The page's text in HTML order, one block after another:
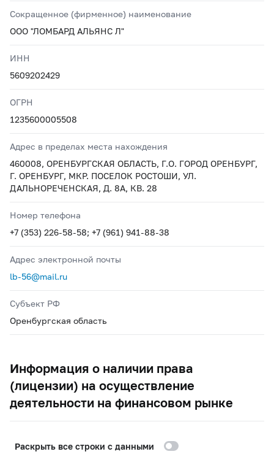
Сокращенное (фирменное) наименование
ООО "ЛОМБАРД АЛЬЯНС Л"
ИНН
5609202429
ОГРН
1235600005508
Адрес в пределах места нахождения
460008, ОРЕНБУРГСКАЯ ОБЛАСТЬ, Г.О. ГОРОД ОРЕНБУРГ,
Г. ОРЕНБУРГ, МКР. ПОСЕЛОК РОСТОШИ, УЛ.
ДАЛЬНОРЕЧЕНСКАЯ, Д. 8А, КВ. 28
Номер телефона
+7 (353) 226-58-58; +7 (961) 941-88-38
Адрес электронной почты
lb-56@mail.ru
Субъект РФ
Оренбургская область
Информация о наличии права
(лицензии) на осуществление
деятельности на финансовом рынке
Раскрыть все строки с данными